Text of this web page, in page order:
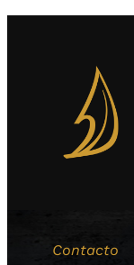
Contacto